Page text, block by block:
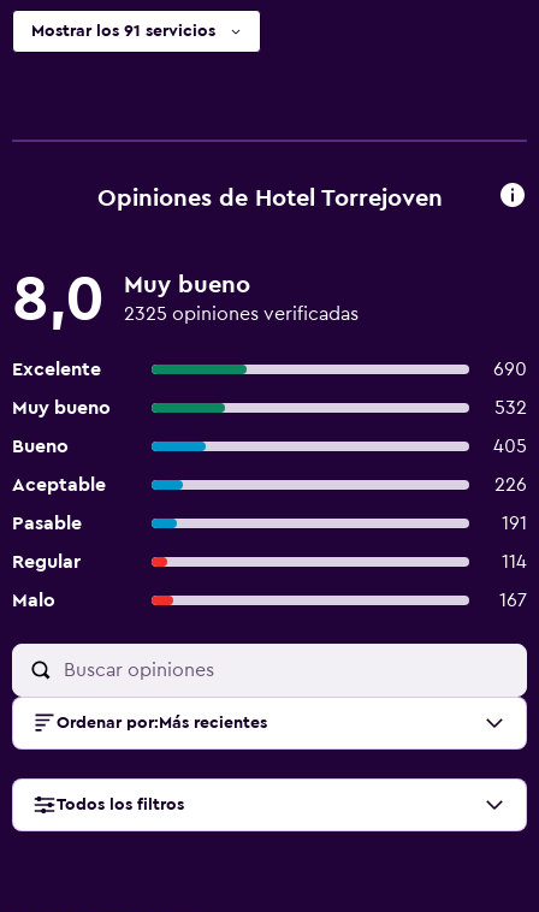
Mostrar los 91 servicios
Opiniones de Hotel Torrejoven
8,0 Muy bueno
2325 opiniones verificadas
Excelente
690
Muy bueno
532
Bueno
405
Aceptable
226
Pasable
191
Regular
114
Malo
167
Ordenar por: Más recientes
Todos los filtros